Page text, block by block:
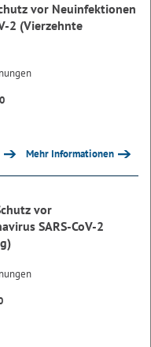
vor Neuinfektionen
2 (Vierzehnte
Mehr Informationen
vor
SARS-CoV-2